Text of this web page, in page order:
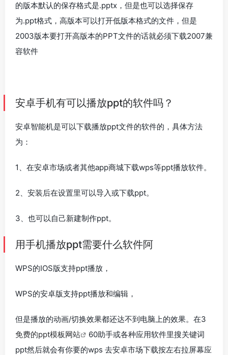
的版本默认的保存格式是.pptx，但是也可以选择保存
为.ppt格式，高版本可以打开低版本格式的文件，但是
2003版本要打开高版本的PPT文件的话就必须下载2007兼
容软件
安卓手机有可以播放ppt的软件吗？
安卓智能机是可以下载播放ppt文件的软件的，具体方法
为：
1、在安卓市场或者其他app商城下载wps等ppt播放软件。
2、安装后在设置里可以导入或下载ppt。
3、也可以自己新建制作ppt。
用手机播放ppt需要什么软件阿
WPS的IOS版支持ppt播放，
WPS的安卓版支持ppt播放和编辑，
但是播放的动画/切换效果都还达不到电脑上的效果。在3
免费的ppt模板网站
60助手或各种应用软件里搜关键词
ppt然后就会有你要的wps 去安卓市场下载按左右拉屏幕应